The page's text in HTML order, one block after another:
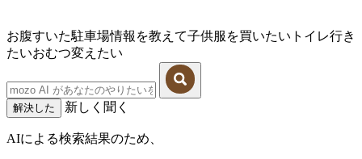
お腹すいた駐車場情報を教えて子供服を買いたい トイレ行き
たいおむつ変えたい
解決した 新しく聞く
AIによる検索結果のため、